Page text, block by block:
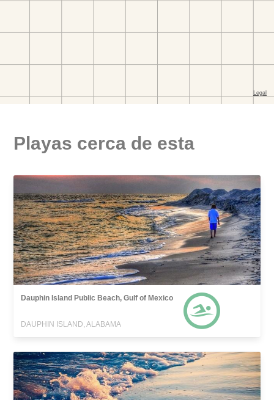
Playas cerca de esta
Dauphin Island Public Beach, Gulf of Mexico
DAUPHIN ISLAND, ALABAMA